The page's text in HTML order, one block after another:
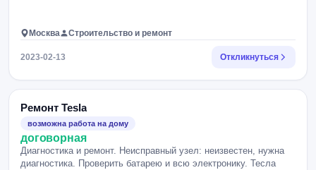
Москва Строительство и ремонт
2023-02-13 Откликнуться
Ремонт Tesla
возможна работа на дому
договорная
Диагностика и ремонт. Неисправный узел: неизвестен, нужна
диагностика. Проверить батарею и всю электронику. Тесла